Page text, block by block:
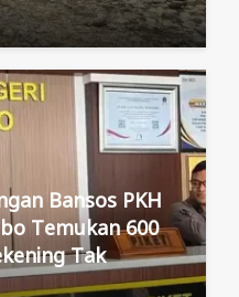
Bansos PKH
Temukan 600
Tak